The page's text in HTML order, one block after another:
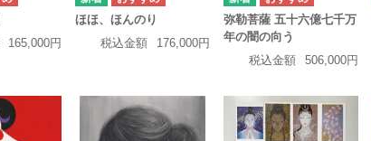
165,000円
ほほ、ほんのり
税込金額
176,000円
弥勒菩薩 五十六億七千万
年の闇の向う
税込金額
506,000円